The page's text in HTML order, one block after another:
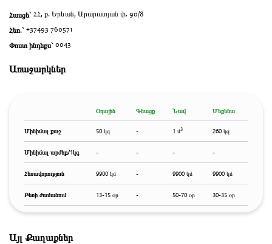
Հասցե` ՀՀ, ք. Երևան, Արարատյան փ. 90/8
Հեռ.` +37493 760571
Փոստ ինդեքս` 0043
Առաջարկներ
Օդային Գնացք Նավ Մեքենա
Մինիմալ քաշ 50 կգ - 1 մ3 260 կգ
Մինիմալ արժեք/1կգ - - - -
Հեռավորություն 9900 կմ - 9900 կմ 9900 կմ
Բեռի ժամանում 13-15 օր - 50-70 օր 30-35 օր
Այլ Քաղաքներ